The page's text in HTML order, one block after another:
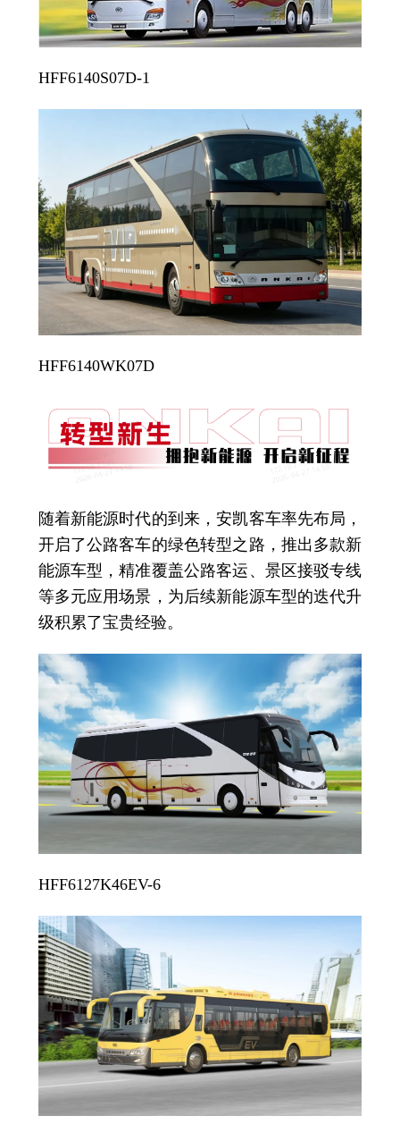
HFF6140S07D-1
HFF6140WK07D
随着新能源时代的到来，安凯客车率先布局，
开启了公路客车的绿色转型之路，推出多款新
能源车型，精准覆盖公路客运、景区接驳专线
等多元应用场景，为后续新能源车型的迭代升
级积累了宝贵经验。
HFF6127K46EV-6